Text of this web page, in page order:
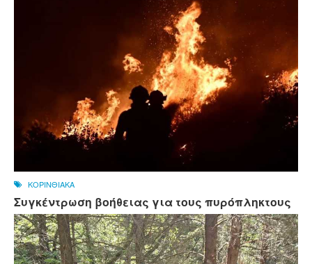
ΚΟΡΙΝΘΙΑΚΑ
Συγκέντρωση βοήθειας για τους πυρόπληκτους